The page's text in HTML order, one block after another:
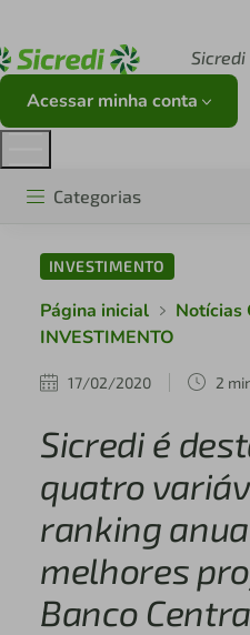
Acessar minha conta
Categorias
INVESTIMENTO
Página inicial
Notícias
INVESTIMENTO
17/02/2020 2
Sicredi é
quatro
ranking
melhores
Banco